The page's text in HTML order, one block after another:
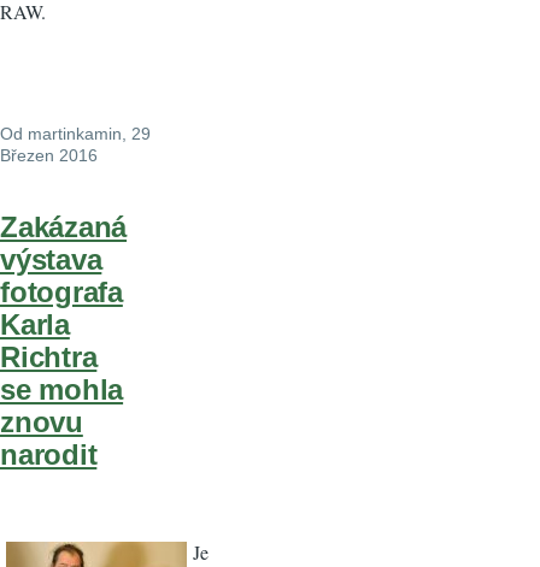
RAW.
Od martinkamin , 29
Březen 2016
Zakázaná
výstava
fotografa
Karla
Richtra
se mohla
znovu
narodit
Je